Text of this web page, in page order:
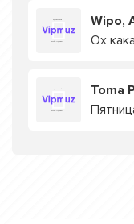
Wipo,
Ох
Toma